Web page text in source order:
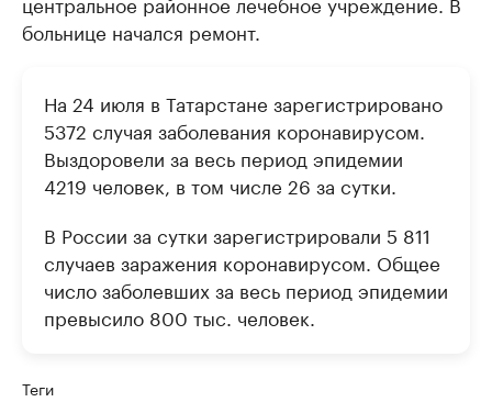
больнице начался ремонт.
На 24 июля в Татарстане зарегистрировано
5372 случая заболевания коронавирусом.
Выздоровели за весь период эпидемии
4219 человек, в том числе 26 за сутки.
В России за сутки зарегистрировали 5 811
случаев заражения коронавирусом. Общее
число заболевших за весь период эпидемии
превысило 800 тыс. человек.
Теги